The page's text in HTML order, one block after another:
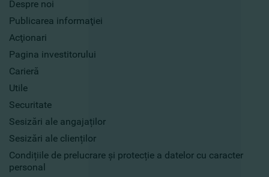
Despre noi
Publicarea informaţiei
Acţionari
Pagina investitorului
Carieră
Utile
Securitate
Sesizări ale angajaților
Sesizări ale clienților
Condițiile de prelucrare și protecție a datelor cu caracter
personal